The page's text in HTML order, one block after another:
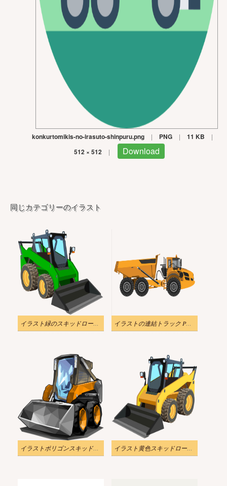
konkurtomikis-no-irasuto-shinpuru.png | PNG | 11 KB |
512 × 512 | Download
同じカテゴリーのイラスト
イラスト緑のスキッドローダーPNG透明 イラストの連結トラック PNG 透明
イラストポリゴンスキッドステアローダーPNG透明 イラスト黄色スキッドローダーpng透明